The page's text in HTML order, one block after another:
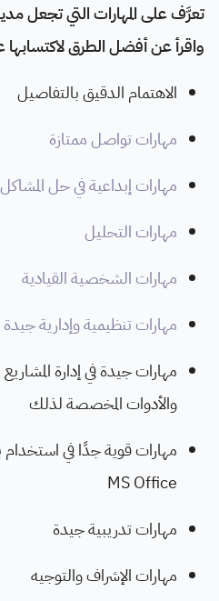
تعرَّف على المهارات التي تجعل
واقرأ عن أفضل الطرق لاكتسابها
الاهتمام الدقيق بالتفاصيل
مهارات تواصل ممتازة
مهارات إبداعية في حل المشاكل
مهارات التحليل
مهارات الشخصية القيادية
مهارات تنظيمية وإدارية جيدة
مهارات جيدة في إدارة
والأدوات المخصصة لذلك
مهارات قوية جدًا في
MS Office
مهارات تدريبية جيدة
مهارات الإشراف والتوجيه